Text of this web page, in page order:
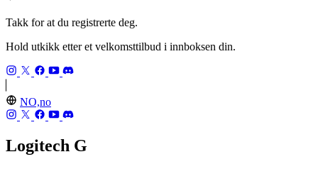
Takk for at du registrerte deg.
Hold utkikk etter et velkomsttilbud i innboksen din.
NO,no
Logitech G